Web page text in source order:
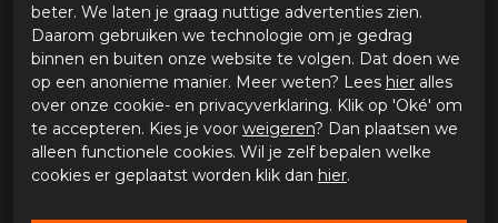
GERELATEERDE PRODUCTEN
-30%
beter. We laten je graag nuttige advertenties zien.
Daarom gebruiken we technologie om je gedrag
binnen en buiten onze website te volgen. Dat doen we
op een anonieme manier. Meer weten? Lees hier alles
over onze cookie- en privacyverklaring. Klik op 'Oké' om
te accepteren. Kies je voor weigeren? Dan plaatsen we
alleen functionele cookies. Wil je zelf bepalen welke
cookies er geplaatst worden klik dan hier.